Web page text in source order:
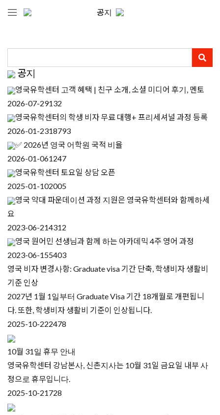
공지
공지
영국유학센터 고객 혜택 | 친구 소개, 소셜 미디어 후기, 멘토
2026-07-29132
영국유학센터의 학생 비자 무료 대행+ 프리세셔널 과정 등록
2026-01-2318793
✅ 2026년 영국 어학원 국적 비율
2026-01-061247
영국유학센터 토요일 상담 오픈
2025-01-102005
영국 약대 파운데이션 과정 지원은 영국유학센터와 함께하세
요
2023-06-214312
영국 원어민 선생님과 함께 하는 아카데믹 4주 영어 과정
2023-06-155403
영국 비자 변경사항: Graduate visa 기간 단축, 학생비자 생활비
기준 인상
2027년 1월 1일부터 Graduate Visa 기간 18개월로 개편됩니
다. 또한, 학생비자 생활비 기준이 인상됩니다.
2025-10-222478
10월 31일 휴무 안내
영국유학센터 강남본사, 신촌지사는 10월 31일 금요일 내부 사
정으로 휴무입니다.
2025-10-21728